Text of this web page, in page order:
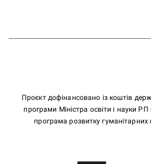
Проєкт дофінансовано із коштів
програми Міністра освіти і науки
програма розвитку